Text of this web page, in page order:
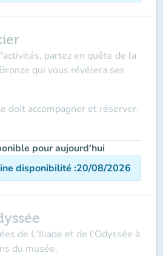
partez en quête de la
qui vous révélera ses
doit accompagner et réserver.
pour aujourd'hui
disponibilité :20/08/2026
de L'Iliade et de l'Odyssée à
du musée.